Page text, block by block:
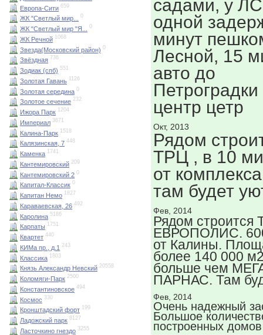
Европа-Сити 659
ЖК "Светлый мир... 0
ЖК "Светлый мир "Я... 0
ЖК Речной 1068
Звезда(Московский район) 0
Звёздная 736
Зодиак (спб) 551
Золотая Гавань 1126
Золотая середина 0
Золотое сечение 232
Ижора Парк 1204
Империал 3671
Калина-Парк 1518
Калязинская, 7 448
Каменка 1741
Кантемировский 209
Кантемировский 2 0
Капитал-Классик 0
Капитан Немо 1827
Караваевская, 26 492
Каролина 5186
Карпаты 1751
Квартет 440
КИМа пр., д.1 243
Классика 1803
Князь Александр Невский 20558
Коломяги-Парк 2500
Константиновское 494
Космос 330
Кронштадский форт 199
Ладожский парк 8127
Ласточкино гнездо 3255
садами, у
одной
минут
Лесной, 15
авто до
Петроградки
центр цетр
Окт, 2013
Рядом
ТРЦ , в 10
от
там будет
Фев, 2014
Рядом строится
ЕВРОПОЛИС.
от Калины.
более 140 000
больше чем
ПАРНАС. Там
Фев, 2014
Очень надежный
Большое
построенных домов